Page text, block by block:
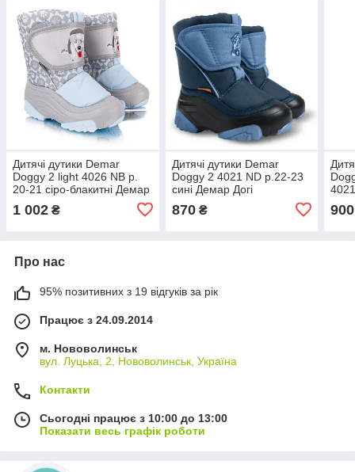
Дитячі дутики Demar
Doggy 2 light 4026 NB р.
20-21 сіро-блакитні Демар
1 002 ₴
Дитячі дутики Demar
Doggy 2 4021 ND р.22-23
сині Демар Догі
870₴ 900
Про нас
95% позитивних з 19 відгуків за рік
Працює з 24.09.2014
м. Нововолинськ
вул. Луцька, 2, Нововолинськ, Україна
Контакти
Сьогодні працює з 10:00 до 13:00
Показати весь графік роботи